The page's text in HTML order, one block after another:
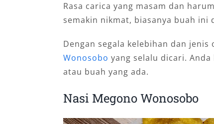
Rasa carica yang masam dan
semakin nikmat, biasanya buah
Dengan segala kelebihan dan
Wonosobo yang selalu dicari.
atau buah yang ada.
Nasi Megono Wonosobo